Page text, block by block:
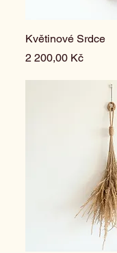
Květinové Srdce
Cena
2 200,00 Kč